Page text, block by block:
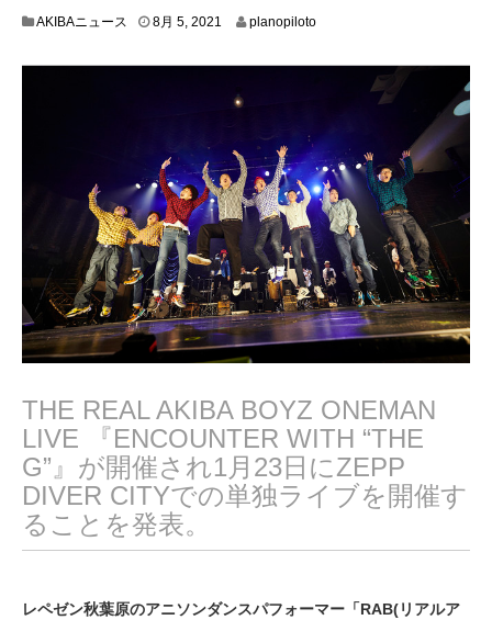
AKIBAニュース 8月 5, 2021 planopiloto
THE REAL AKIBA BOYZ ONEMAN
LIVE 『ENCOUNTER WITH “THE
G”』が開催され1月23日にZEPP
DIVER CITYでの単独ライブを開催す
ることを発表。
レペゼン秋葉原のアニソンダンスパフォーマー「RAB(リアルア